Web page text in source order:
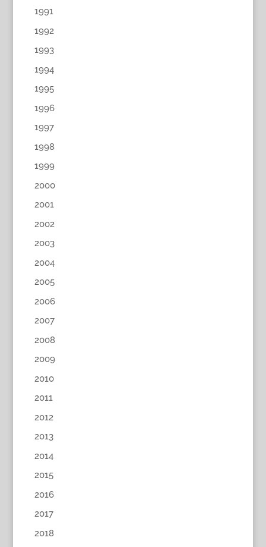
1991
1992
1993
1994
1995
1996
1997
1998
1999
2000
2001
2002
2003
2004
2005
2006
2007
2008
2009
2010
2011
2012
2013
2014
2015
2016
2017
2018